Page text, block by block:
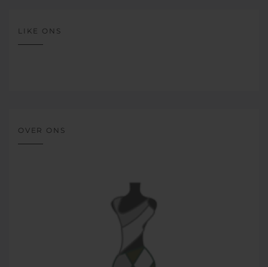
LIKE ONS
OVER ONS